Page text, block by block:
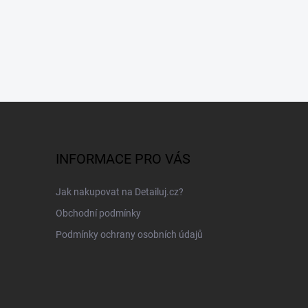
INFORMACE PRO VÁS
Jak nakupovat na Detailuj.cz?
Obchodní podmínky
Podmínky ochrany osobních údajů